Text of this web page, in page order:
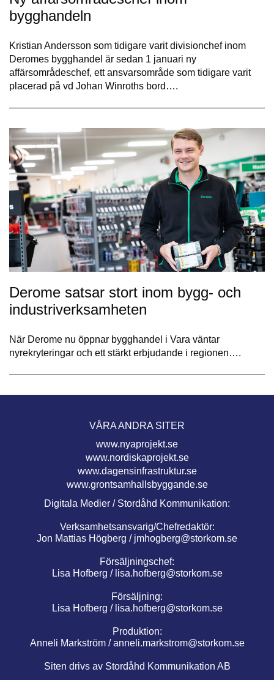
bygghandeln
Kristian Andersson som tidigare varit divisionchef inom
Deromes bygghandel är sedan 1 januari ny
affärsområdeschef, ett ansvarsområde som tidigare varit
placerad på vd Johan Winroths bord….
Derome satsar stort inom bygg- och
industriverksamheten
När Derome nu öppnar bygghandel i Vara väntar
nyrekryteringar och ett stärkt erbjudande i regionen….
VÅRA ANDRA SITER
www.nyaprojekt.se
www.nordiskaprojekt.se
www.dagensinfrastruktur.se
www.grontsamhallsbyggande.se
Digitala Medier / Stordåhd Kommunikation:
Verksamhetsansvarig/Chefredaktör:
Jon Mattias Högberg / jmhogberg@storkom.se
Försäljningschef:
Lisa Hofberg / lisa.hofberg@storkom.se
Försäljning:
Lisa Hofberg / lisa.hofberg@storkom.se
Produktion:
Anneli Markström /anneli.markstrom@storkom.se
Siten drivs av Stordåhd Kommunikation AB